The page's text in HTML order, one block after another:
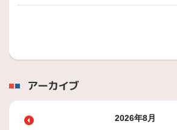
アーカイブ
2026年8月